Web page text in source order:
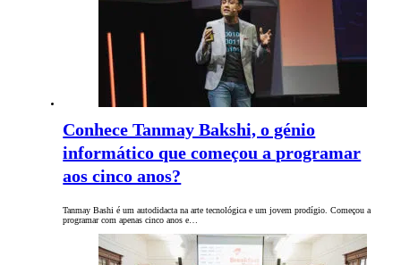
Conhece Tanmay Bakshi, o génio
informático que começou a programar
aos cinco anos?
Tanmay Bashi é um autodidacta na arte tecnológica e um jovem prodígio. Começou a
programar com apenas cinco anos e…